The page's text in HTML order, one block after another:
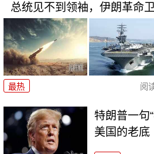
总统见不到领袖，伊朗革命
最热 阅
特朗普一句
美国的老底